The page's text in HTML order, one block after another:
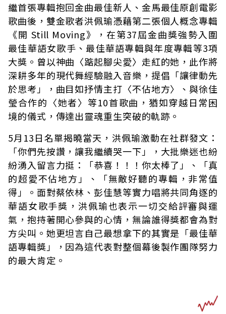
繼首張專輯抱回金曲最佳新人、金馬最佳原創電影
歌曲後，雙金歌者洪佩瑜憑藉第二張個人概念專輯
《開 Still Moving》，在第37屆金曲獎強勢入圍
最佳華語女歌手、最佳華語專輯與年度專輯等3項
大獎。曾以神曲〈踮起腳尖愛〉走紅的她，此作將
深耕多年的現代舞經驗融入音樂，提倡「讓律動先
於思考」，曲目如抒情主打〈不佔地方〉、與徐佳
瑩合作的〈她者〉等10首歌曲，猶如穿越日常困
境的儀式，傳達出靈魂重生突破的軌跡。
5月13日名單揭曉當天，洪佩瑜激動在社群發文：
「你們先按讚，讓我繼續哭一下」，大批樂迷也紛
紛湧入留言力挺：「恭喜！！！你太棒了」、「真
的超愛不佔地方」、「無敵好聽的專輯，非常值
得」。面對蔡依林、彭佳慧等實力唱將共同角逐的
華語女歌手獎，洪佩瑜也表示一切交給評審與運
氣，抱持著開心參與的心情，無論誰得獎都會為對
方尖叫。她更坦言自己最想拿下的其實是「最佳華
語專輯獎」，因為這代表對整個幕後製作團隊努力
的最大肯定。